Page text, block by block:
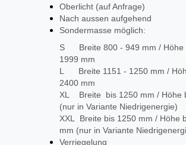
Oberlicht (auf Anfrage)
Nach aussen aufgehend
Sondermasse möglich:
S Breite 800 - 949 mm / Höhe
1999 mm
L Breite 1151 - 1250 mm /
2400 mm
XL Breite bis 1250 mm / Höhe
(nur in Variante Niedrigenergie)
XXL Breite bis 1250 mm / Höhe
mm (nur in Variante
Verriegelung